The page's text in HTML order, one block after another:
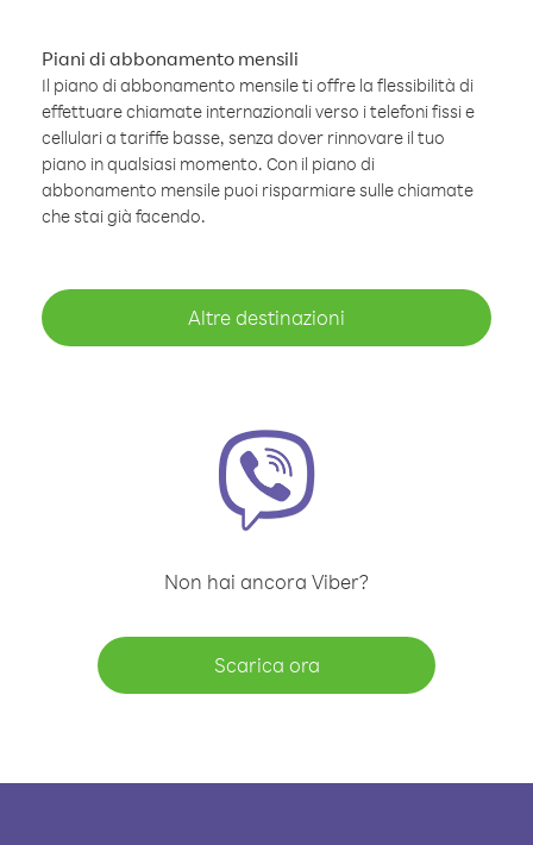
Piani di abbonamento mensili
Il piano di abbonamento mensile ti offre la flessibilità di
effettuare chiamate internazionali verso i telefoni fissi e
cellulari a tariffe basse, senza dover rinnovare il tuo
piano in qualsiasi momento. Con il piano di
abbonamento mensile puoi risparmiare sulle chiamate
che stai già facendo.
Altre destinazioni
Non hai ancora Viber?
Scarica ora